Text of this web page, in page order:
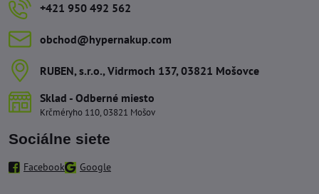
+421 950 492 562
obchod​@hypernakup​.com
RUBEN, s​.r​.o​., Vidrmoch 137, 03821 Mošovce
Sklad - Odberné miesto
Krčméryho 110, 03821 Mošov
Sociálne siete
Facebook Google